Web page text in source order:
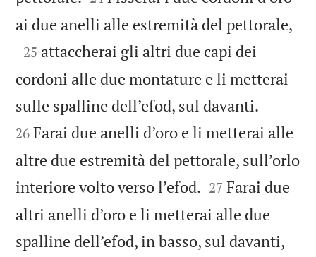
ai due anelli alle estremità del pettorale,

25 attaccherai gli altri due capi dei
cordoni alle due montature e li metterai
sulle spalline dell’efod, sul davanti.
26 Farai due anelli d’oro e li metterai alle
altre due estremità del pettorale, sull’orlo
interiore volto verso l’efod. 

27 Farai due
altri anelli d’oro e li metterai alle due
spalline dell’efod, in basso, sul davanti,